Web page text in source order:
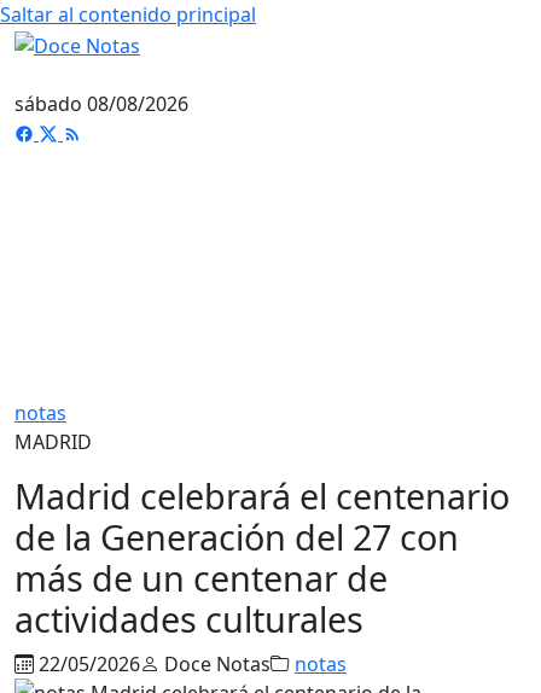
Saltar al contenido principal
sábado 08/08/2026
notas
MADRID
Madrid celebrará el centenario
de la Generación del 27 con
más de un centenar de
actividades culturales
22/05/2026 Doce Notas notas